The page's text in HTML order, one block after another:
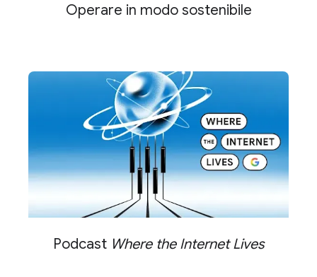
Operare in modo sostenibile
Podcast Where the Internet Lives